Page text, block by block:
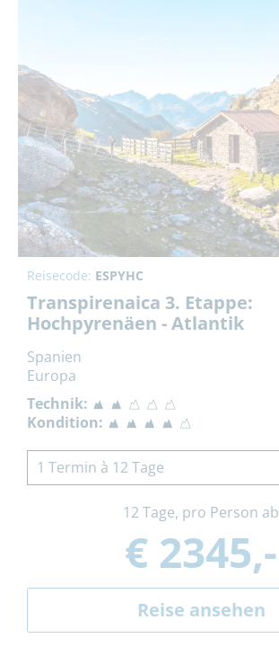
Reisecode: ESPYHC
Transpirenaica 3. Etappe:
Hochpyrenäen - Atlantik
Spanien
Europa
Technik:
Kondition:
1 Termin à 12 Tage
12 Tage, pro Person ab
€ 2345,-
Reise ansehen